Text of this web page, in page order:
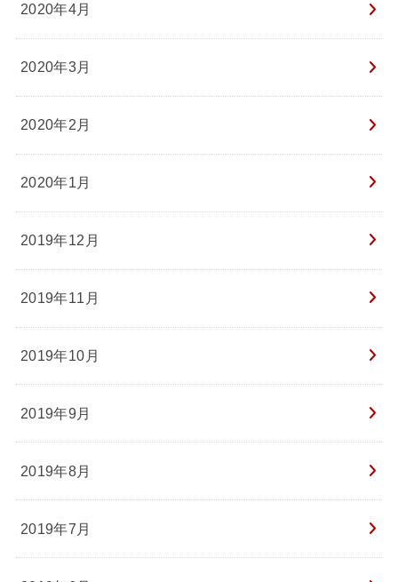
2020年4月
2020年3月
2020年2月
2020年1月
2019年12月
2019年11月
2019年10月
2019年9月
2019年8月
2019年7月